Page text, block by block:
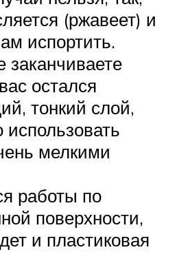
(ржавеет) и
испортить.
остался
тонкий слой,
мелкими
работы по
поверхности,
и пластиковая